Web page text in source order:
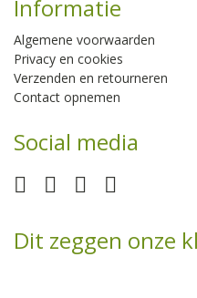
Informatie
Algemene voorwaarden
Privacy en cookies
Verzenden en retourneren
Contact opnemen
Social media
Dit zeggen onze